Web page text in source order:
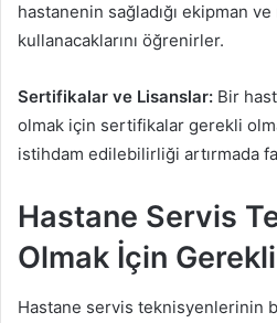
hastanenin sağladığı ekipman
kullanacaklarını öğrenirler.
Sertifikalar ve Lisanslar: Bir
olmak için sertifikalar gerekli
istihdam edilebilirliği artırmada
Hastane Servis
Olmak İçin
Hastane servis teknisyenlerinin